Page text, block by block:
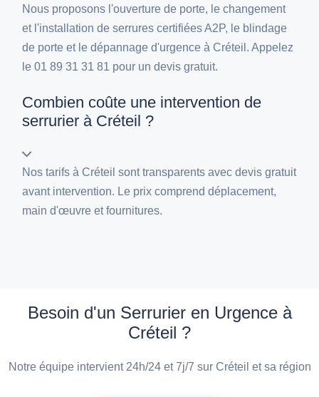
Nous proposons l'ouverture de porte, le changement
et l'installation de serrures certifiées A2P, le blindage
de porte et le dépannage d'urgence à Créteil. Appelez
le 01 89 31 31 81 pour un devis gratuit.
Combien coûte une intervention de
serrurier à Créteil ?
Nos tarifs à Créteil sont transparents avec devis gratuit
avant intervention. Le prix comprend déplacement,
main d'œuvre et fournitures.
Besoin d'un Serrurier en Urgence à
Créteil ?
Notre équipe intervient 24h/24 et 7j/7 sur Créteil et sa région